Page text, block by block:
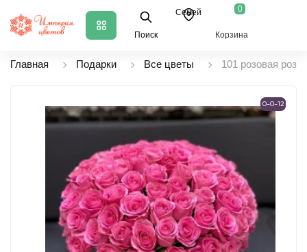
Поиск
Семей 0
Корзина
Главная Подарки Все цветы 101 розовая роза
0-0-12